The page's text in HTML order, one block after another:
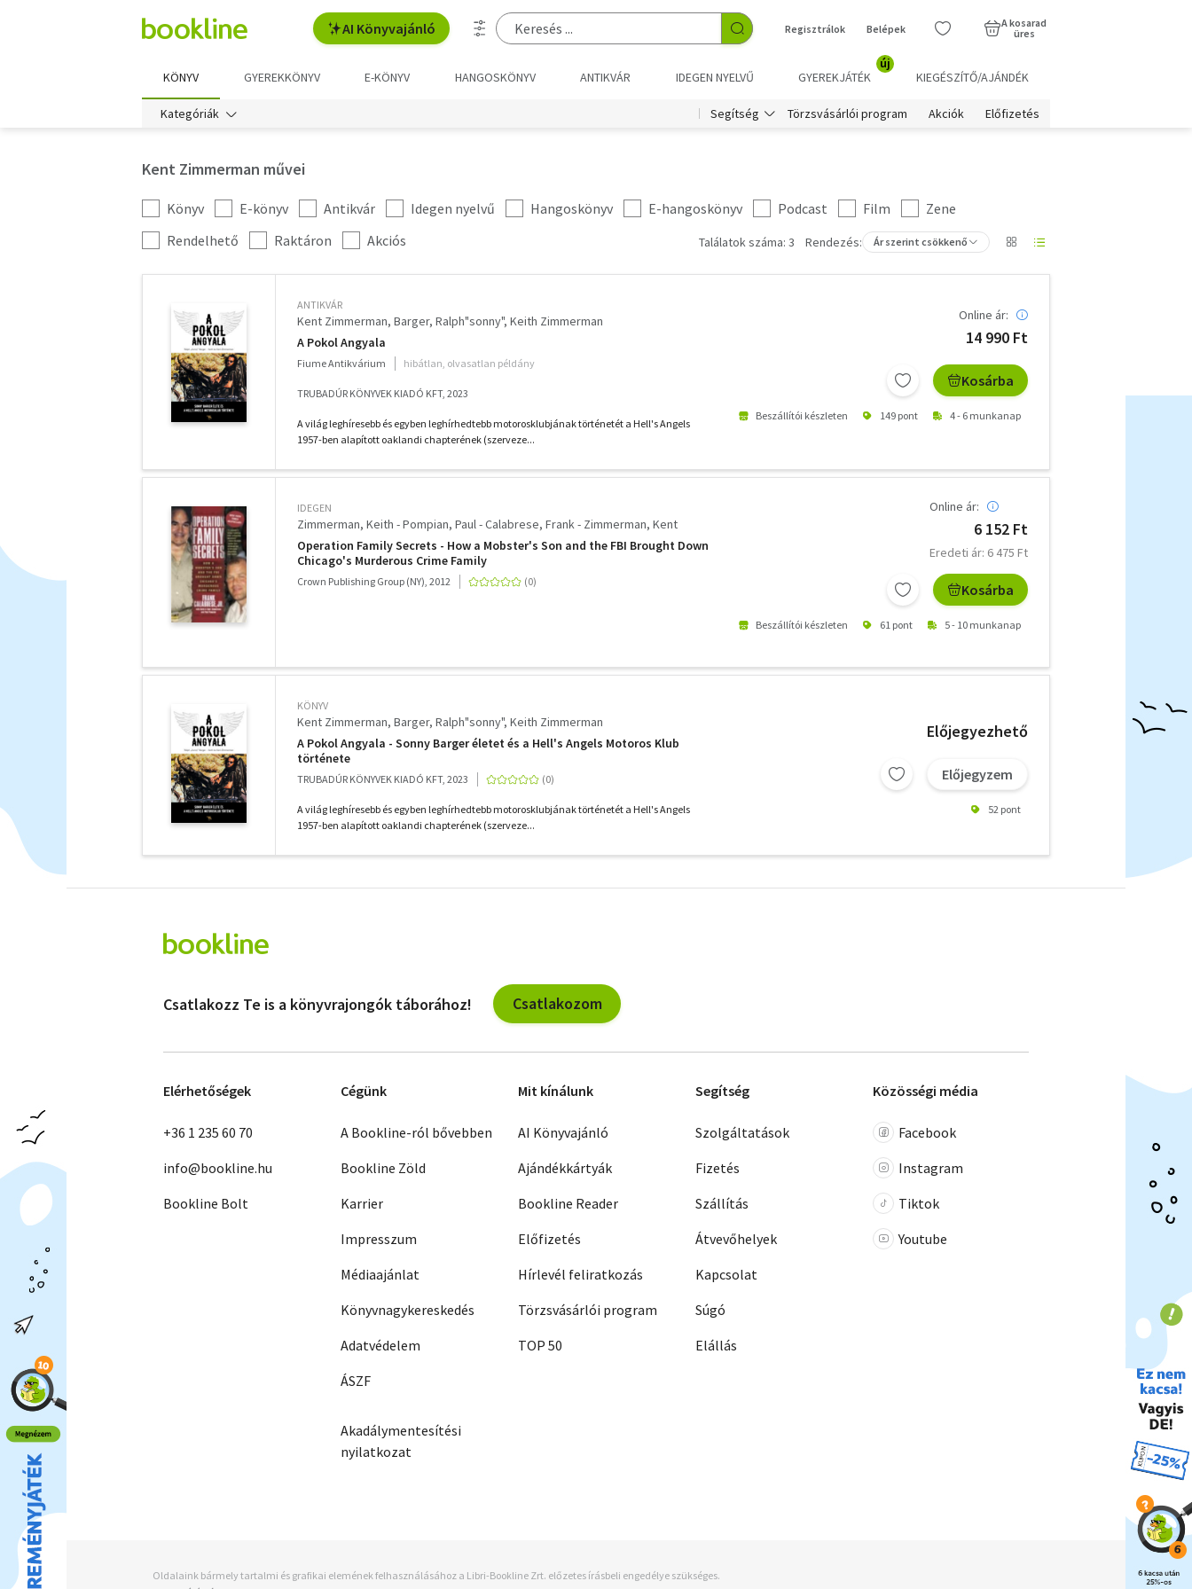
AI Könyvajánló Regisztrálok Belépek
A kosarad
üres
KÖNYV GYEREKKÖNYV E-KÖNYV HANGOSKÖNYV ANTIKVÁR IDEGEN NYELVŰ GYEREKJÁTÉK
új
KIEGÉSZÍTŐ/AJÁNDÉK
Kategóriák Segítség Törzsvásárlói program Akciók Előfizetés
Kent Zimmerman művei
Kategória
szűrés
Könyv E-könyv Antikvár Idegen nyelvű Hangoskönyv E-hangoskönyv Podcast Film
Zene
További
szűrők
Rendelhető Raktáron Akciós Találatok száma: 3 Rendezés: Ár szerint csökkenő
ANTIKVÁR
Kent Zimmerman Barger, Ralph"sonny" Keith Zimmerman
A Pokol Angyala
Fiume Antikvárium hibátlan, olvasatlan példány
TRUBADÚR KÖNYVEK KIADÓ KFT, 2023
A világ leghíresebb és egyben leghírhedtebb motorosklubjának történetét a Hell's Angels
1957-ben alapított oaklandi chapterének (szerveze...
Online ár:
14 990 Ft
Kosárba
Beszállítói készleten 149 pont 4 - 6 munkanap
IDEGEN
Zimmerman, Keith - Pompian, Paul - Calabrese, Frank - Zimmerman, Kent
Operation Family Secrets - How a Mobster's Son and the FBI Brought Down
Chicago's Murderous Crime Family
Crown Publishing Group (NY), 2012
Online ár:
6 152 Ft
Eredeti ár: 6 475 Ft
Kosárba
Beszállítói készleten 61 pont 5 - 10 munkanap
KÖNYV
Kent Zimmerman Barger, Ralph"sonny" Keith Zimmerman
A Pokol Angyala - Sonny Barger életet és a Hell's Angels Motoros Klub
története
TRUBADÚR KÖNYVEK KIADÓ KFT, 2023
A világ leghíresebb és egyben leghírhedtebb motorosklubjának történetét a Hell's Angels
1957-ben alapított oaklandi chapterének (szerveze...
Előjegyezhető
Előjegyzem
52 pont
szűrők
Csatlakozz Te is a könyvrajongók táborához! Csatlakozom
Elérhetőségek
+36 1 235 60 70
info@bookline.hu
Bookline Bolt
Cégünk
A Bookline-ról bővebben
Bookline Zöld
Karrier
Impresszum
Médiaajánlat
Könyvnagykereskedés
Adatvédelem
ÁSZF
Akadálymentesítési
nyilatkozat
Mit kínálunk
AI Könyvajánló
Ajándékkártyák
Bookline Reader
Előfizetés
Hírlevél feliratkozás
Törzsvásárlói program
TOP 50
Segítség
Szolgáltatások
Fizetés
Szállítás
Átvevőhelyek
Kapcsolat
Súgó
Elállás
Közösségi média
Facebook
Instagram
Tiktok
Youtube
Oldalaink bármely tartalmi és grafikai elemének felhasználásához a Libri-Bookline Zrt. előzetes írásbeli engedélye szükséges.